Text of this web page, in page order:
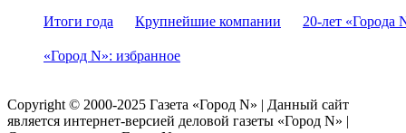
Итоги года
Крупнейшие компании 20-лет «Города
«Город N»: избранное
Copyright © 2000-2025 Газета «Город N» | Данный сайт
является интернет-версией деловой газеты «Город N» |